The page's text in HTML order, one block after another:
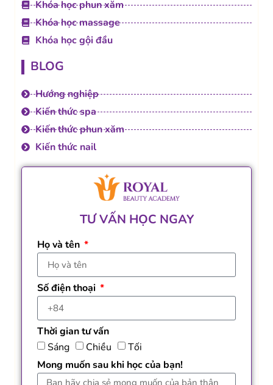
Khóa học phun xăm
Khóa học massage
Khóa học gội đầu
BLOG
Hướng nghiệp
Kiến thức spa
Kiến thức phun xăm
Kiến thức nail
TƯ VẤN HỌC NGAY
Họ và tên
Số điện thoại
Thời gian tư vấn
Sáng
Chiều
Tối
Mong muốn sau khi học của bạn!